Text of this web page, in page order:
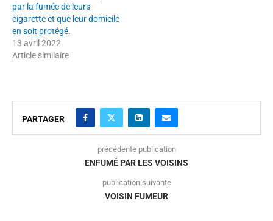
par la fumée de leurs
cigarette et que leur domicile
en soit protégé.
13 avril 2022
Article similaire
PARTAGER
précédente publication
ENFUMÉ PAR LES VOISINS
publication suivante
VOISIN FUMEUR